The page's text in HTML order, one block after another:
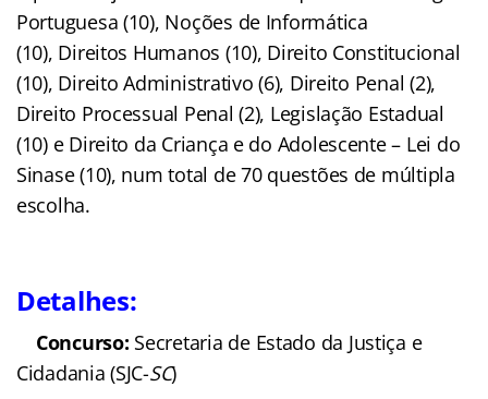
Portuguesa (10), Noções de Informática
(10), Direitos Humanos (10), Direito Constitucional
(10), Direito Administrativo (6), Direito Penal (2),
Direito Processual Penal (2), Legislação Estadual
(10) e Direito da Criança e do Adolescente – Lei do
Sinase (10), num total de 70 questões de múltipla
escolha.
Detalhes:
Concurso:Secretaria de
Estado da Justiça e Cidadania (SJC-